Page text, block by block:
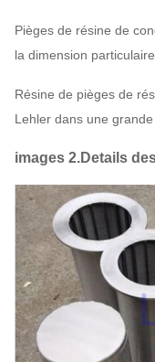
Pièges de résine de
la dimension
Résine de pièges de
Lehler dans une
images 2.Details